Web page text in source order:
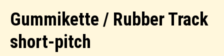
Gummikette / Rubber Track
short-pitch